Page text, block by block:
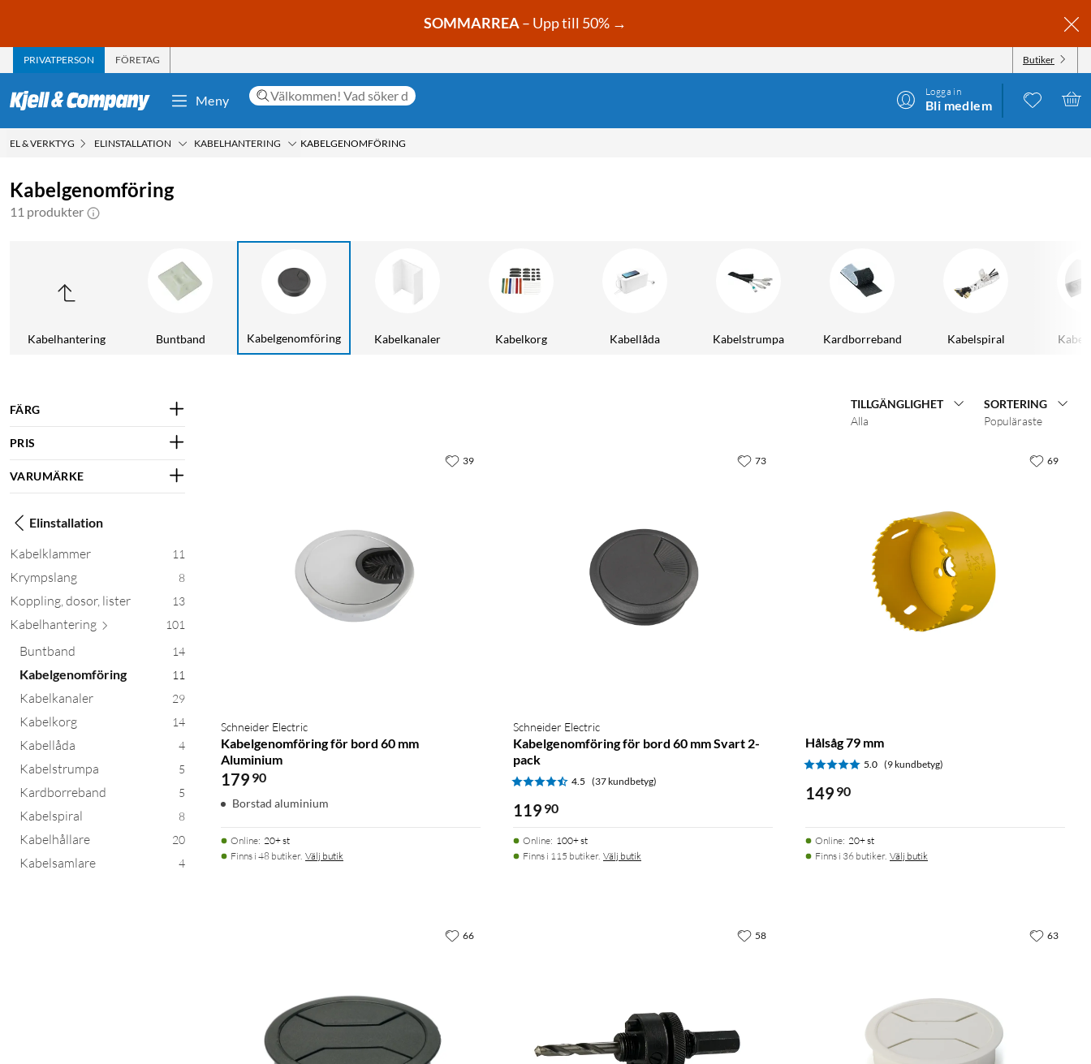
SOMMARREA– Upp till 50% →
PRIVATPERSON FÖRETAG Butiker
Meny
Logga in
Bli medlem
EL & VERKTYG ELINSTALLATION KABELHANTERING KABELGENOMFÖRING
Kabelgenomföring
11 produkter
Kabelhantering Buntband Kabelgenomföring Kabelkanaler Kabelkorg Kabellåda Kabelstrumpa Kardborreband Kabelspiral
FÄRG
PRIS
VARUMÄRKE
Elinstallation
Kabelklammer 11
Krympslang 8
Koppling, dosor, lister 13
Kabelhantering 101
Buntband 14
Kabelgenomföring 11
Kabelkanaler 29
Kabelkorg 14
Kabellåda 4
Kabelstrumpa 5
Kardborreband 5
Kabelspiral 8
Kabelhållare 20
Kabelsamlare 4
TILLGÄNGLIGHET
Alla
SORTERING
Populäraste
Schneider Electric
Kabelgenomföring för bord 60 mm
Aluminium
179 90
Borstad aluminium
Online: 20+ st
Finns i 48 butiker. Välj butik
39
Schneider Electric
Kabelgenomföring för bord 60 mm Svart 2-
pack
4.5 (37 kundbetyg)
119 90
Online: 100+ st
Finns i 115 butiker. Välj butik
73
Hålsåg 79 mm
5.0 (9 kundbetyg)
149 90
Online: 20+ st
Finns i 36 butiker. Välj butik
69
66 58 63